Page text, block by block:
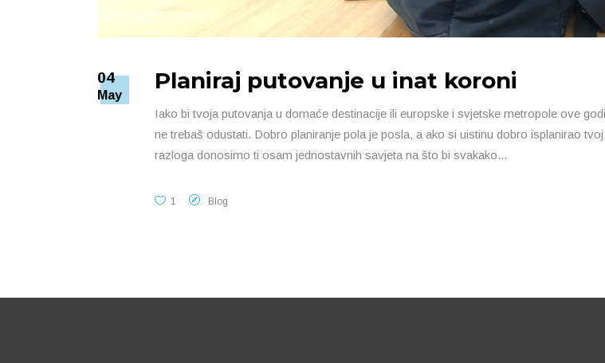
04
May
Planiraj putovanje u inat koroni
Iako bi tvoja putovanja u domaće destinacije ili europske i svjetske metropole ove
ne trebaš odustati. Dobro planiranje pola je posla, a ako si uistinu dobro isplanirao
razloga donosimo ti osam jednostavnih savjeta na što bi svakako
1 Blog